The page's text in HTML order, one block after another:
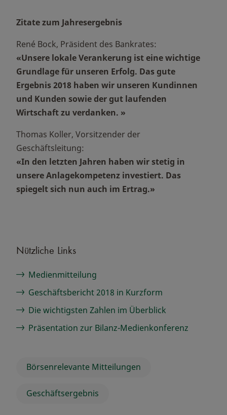
Zitate zum Jahresergebnis
René Bock, Präsident des Bankrates:
«Unsere lokale Verankerung ist eine wichtige
Grundlage für unseren Erfolg. Das gute
Ergebnis 2018 haben wir unseren Kundinnen
und Kunden sowie der gut laufenden
Wirtschaft zu verdanken. »
Thomas Koller, Vorsitzender der
Geschäftsleitung:
«In den letzten Jahren haben wir stetig in
unsere Anlagekompetenz investiert. Das
spiegelt sich nun auch im Ertrag.»
Nützliche Links
Medienmitteilung
Geschäftsbericht 2018 in Kurzform
Die wichtigsten Zahlen im Überblick
Präsentation zur Bilanz-Medienkonferenz
Börsenrelevante Mitteilungen
Geschäftsergebnis